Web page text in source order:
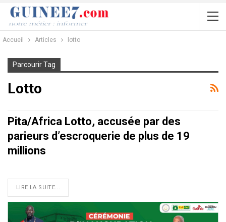
Accueil Articles lotto
Parcourir Tag
Lotto
Pita/Africa Lotto, accusée par des
parieurs d’escroquerie de plus de 19
millions
LIRE LA SUITE...